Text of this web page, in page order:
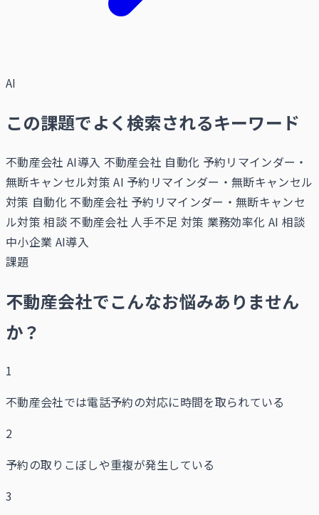
AI
この課題でよく検索されるキーワード
不動産会社 AI導入 不動産会社 自動化 予約リマインダー・
無断キャンセル対策 AI 予約リマインダー・無断キャンセル
対策 自動化 不動産会社 予約リマインダー・無断キャンセ
ル対策 相談 不動産会社 人手不足 対策 業務効率化 AI 相談
中小企業 AI導入
課題
不動産会社でこんなお悩みありません
か？
1
不動産会社では電話予約の対応に時間を取られている
2
予約の取りこぼしや重複が発生している
3